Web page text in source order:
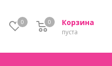
0 Корзина
0
пуста
0